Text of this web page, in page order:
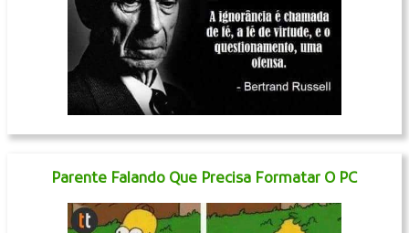
Parente Falando Que Precisa Formatar O PC